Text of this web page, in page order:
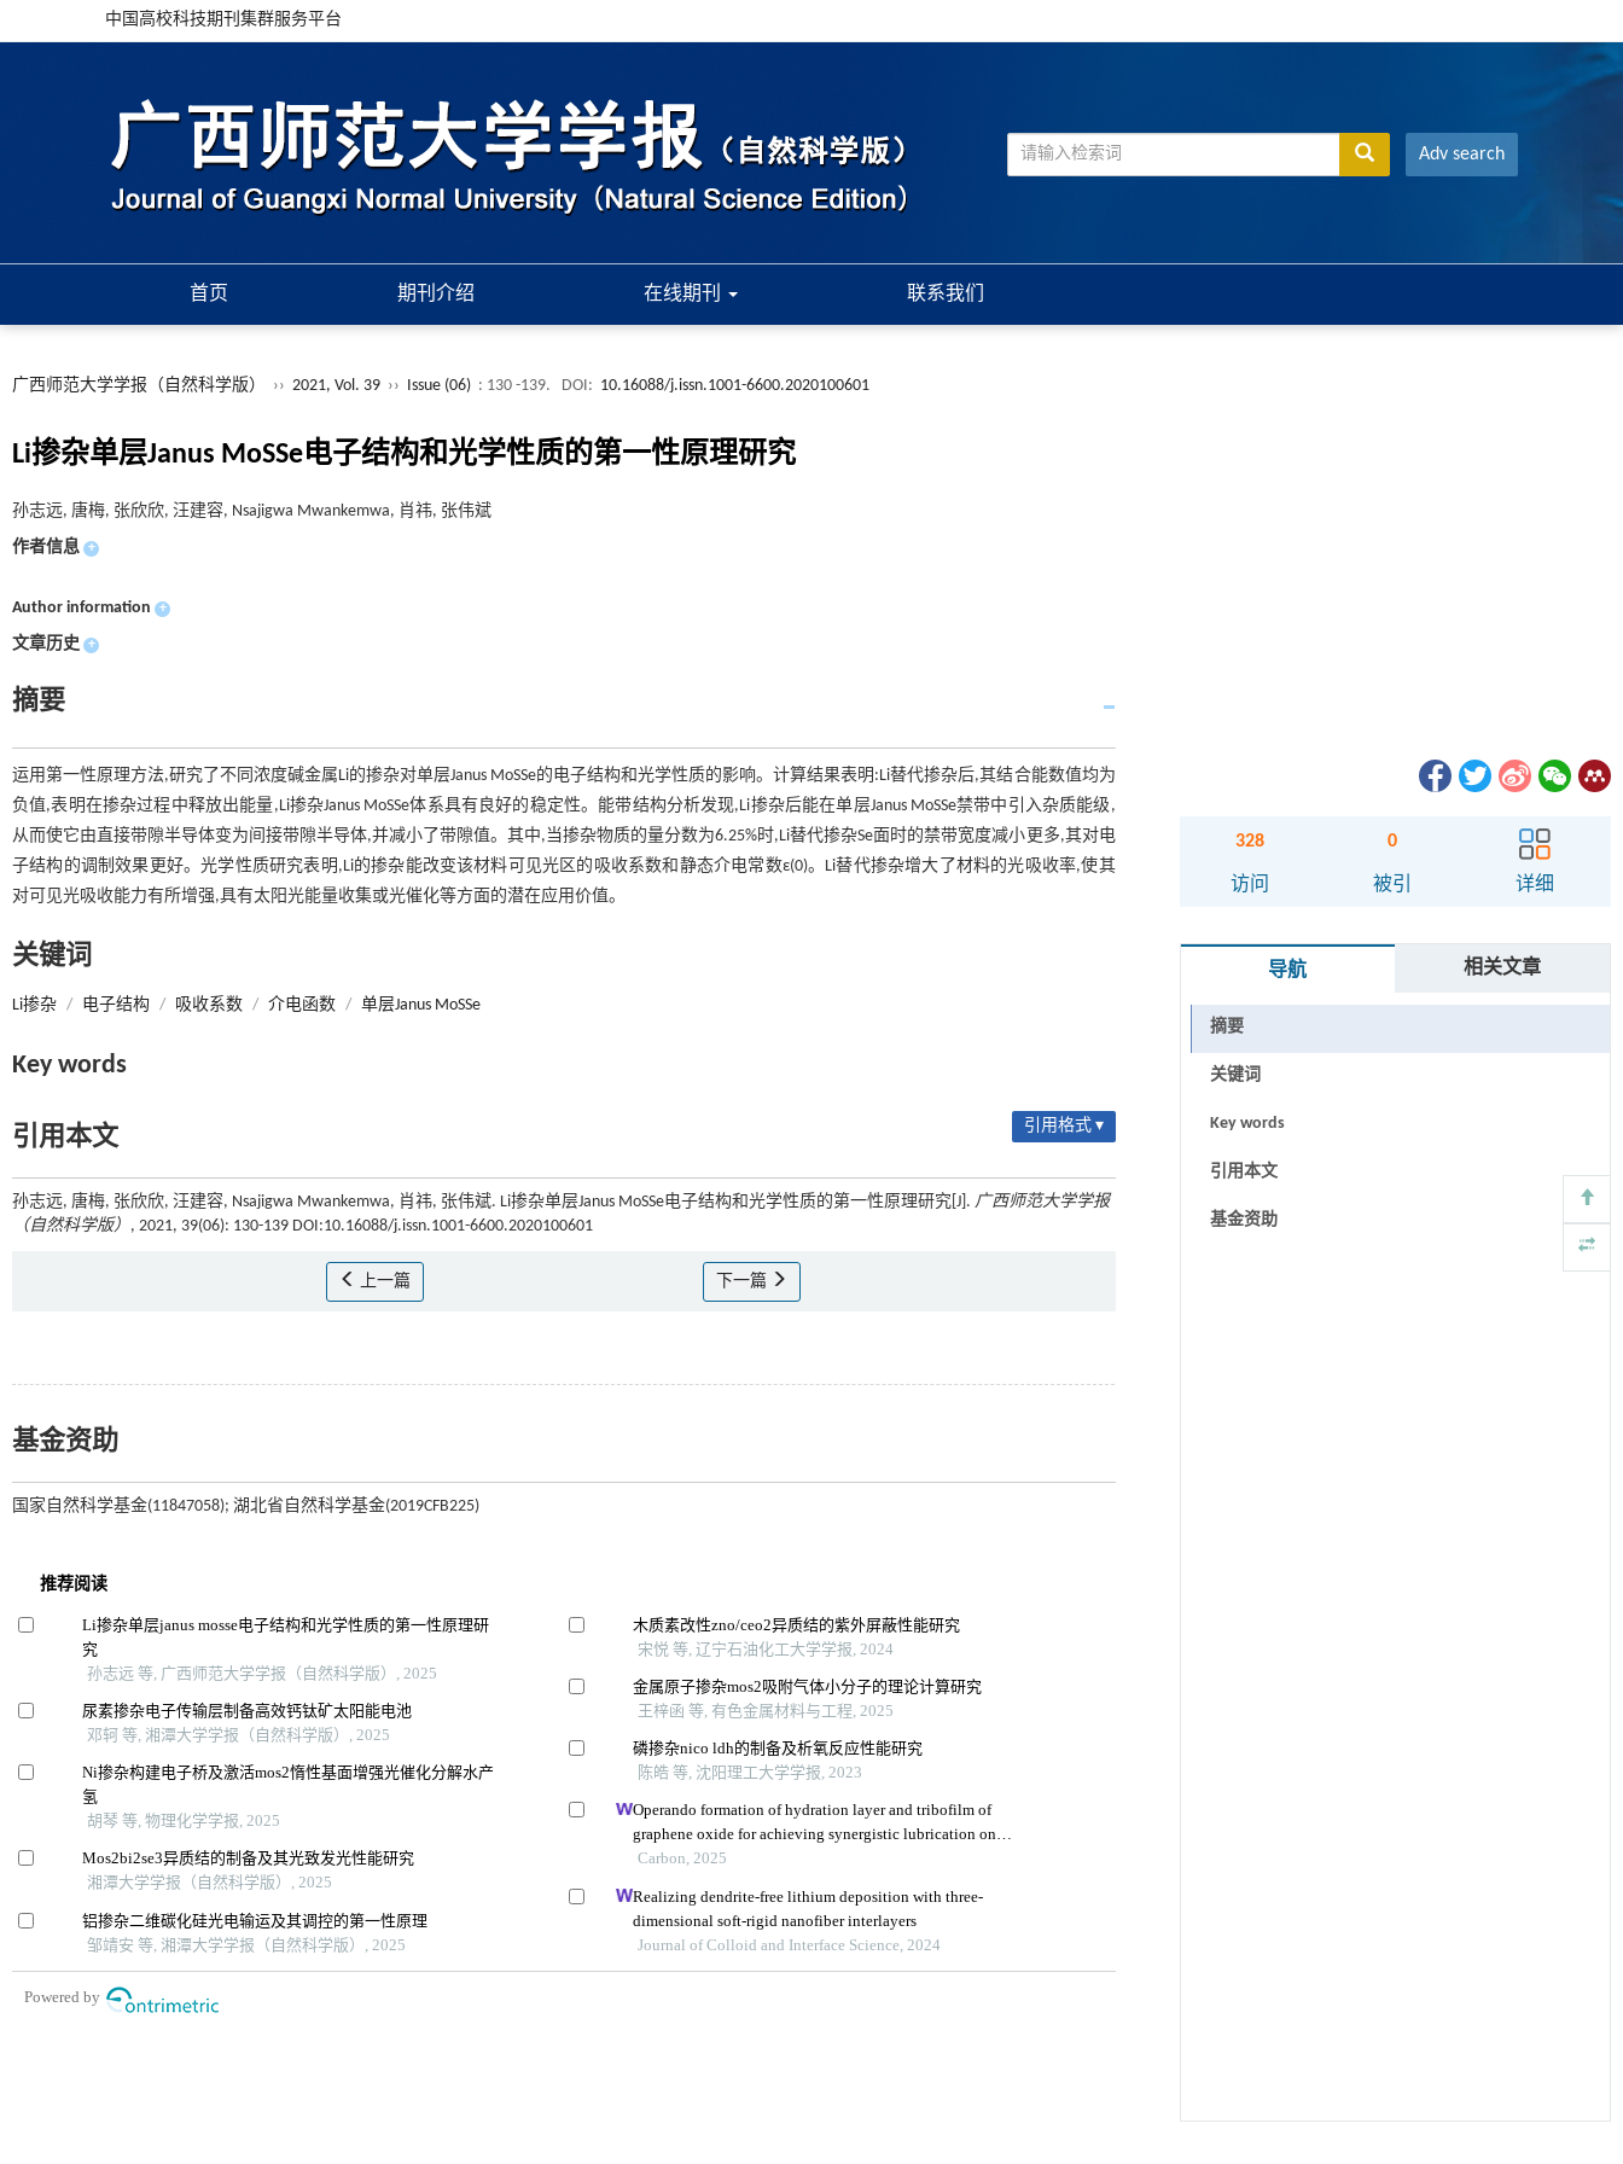
中国高校科技期刊集群服务平台
Adv search
首页 期刊介绍 在线期刊 联系我们
广西师范大学学报（自然科学版） ›› 2021, Vol. 39 ›› Issue (06) : 130 -139. DOI: 10.16088/j.issn.1001-6600.2020100601
Li掺杂单层Janus MoSSe电子结构和光学性质的第一性原理研究
孙志远, 唐梅, 张欣欣, 汪建容, Nsajigwa Mwankemwa, 肖祎, 张伟斌
作者信息 +
Author information +
文章历史 +
摘要
运用第一性原理方法,研究了不同浓度碱金属Li的掺杂对单层Janus MoSSe的电子结构和光学性质的影响。计算结果表明:Li替代掺杂后,其结合能数值均为
负值,表明在掺杂过程中释放出能量,Li掺杂Janus MoSSe体系具有良好的稳定性。能带结构分析发现,Li掺杂后能在单层Janus MoSSe禁带中引入杂质能级,
从而使它由直接带隙半导体变为间接带隙半导体,并减小了带隙值。其中,当掺杂物质的量分数为6.25%时,Li替代掺杂Se面时的禁带宽度减小更多,其对电
子结构的调制效果更好。光学性质研究表明,Li的掺杂能改变该材料可见光区的吸收系数和静态介电常数ε(0)。Li替代掺杂增大了材料的光吸收率,使其
对可见光吸收能力有所增强,具有太阳光能量收集或光催化等方面的潜在应用价值。
关键词
Li掺杂 / 电子结构 / 吸收系数 / 介电函数 / 单层Janus MoSSe
Key words
引用本文 引用格式 ▾
孙志远, 唐梅, 张欣欣, 汪建容, Nsajigwa Mwankemwa, 肖祎, 张伟斌. Li掺杂单层Janus MoSSe电子结构和光学性质的第一性原理研究[J]. 广西师范大学学报
（自然科学版） , 2021, 39(06): 130-139 DOI:10.16088/j.issn.1001-6600.2020100601
上一篇 下一篇
基金资助
国家自然科学基金(11847058); 湖北省自然科学基金(2019CFB225)
328
访问
0
被引 详细
导航 相关文章
摘要
关键词
Key words
引用本文
基金资助